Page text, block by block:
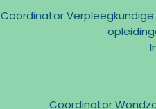
Coördinator
Coördinator